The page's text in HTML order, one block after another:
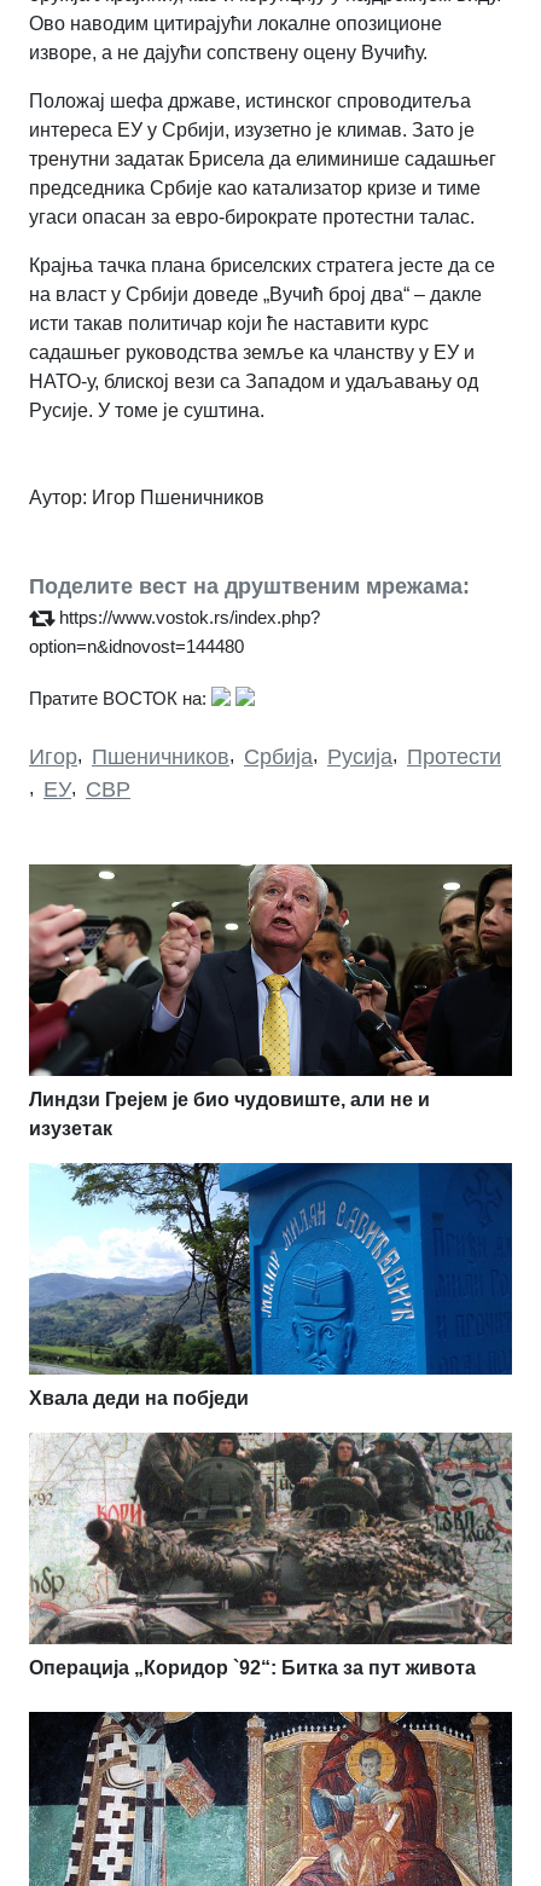
Ово наводим цитирајући локалне опозиционе
изворе, а не дајући сопствену оцену Вучићу.
Положај шефа државе, истинског спроводитеља
интереса ЕУ у Србији, изузетно је климав. Зато је
тренутни задатак Брисела да елиминише садашњег
председника Србије као катализатор кризе и тиме
угаси опасан за евро-бирократе протестни талас.
Крајња тачка плана бриселских стратегa јесте да се
на власт у Србији доведе „Вучић број два“ – дакле
исти такав политичар који ће наставити курс
садашњег руководства земље ка чланству у ЕУ и
НАТО-у, блиској вези са Западом и удаљавању од
Русије. У томе је суштина.
Аутор: Игор Пшеничников
Поделите вест на друштвеним мрежама:
https://www.vostok.rs/index.php?
option=n&idnovost=144480
Пратите ВОСТОК на:
Игор, Пшеничников, Србија, Русија, Протести
, ЕУ, СВР
Линдзи Грејем је био чудовиште, али не и
изузетак
Хвала деди на побједи
Операција „Коридор `92“: Битка за пут живота